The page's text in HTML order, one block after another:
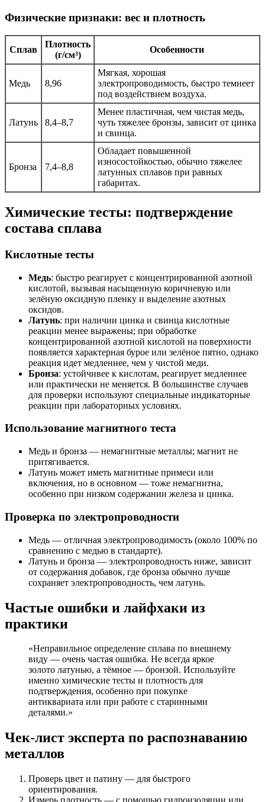
Физические признаки: вес и плотность
Сплав
Плотность
(г/см³)
Особенности
Медь 8,96
Мягкая, хорошая
электропроводимость, быстро темнеет
под воздействием воздуха.
Латунь 8,4–8,7
Менее пластичная, чем чистая медь,
чуть тяжелее бронзы, зависит от цинка
и свинца.
Бронза 7,4–8,8
Обладает повышенной
износостойкостью, обычно тяжелее
латунных сплавов при равных
габаритах.
Химические тесты: подтверждение
состава сплава
Кислотные тесты
Медь: быстро реагирует с концентрированной азотной
кислотой, вызывая насыщенную коричневую или
зелёную оксидную пленку и выделение азотных
оксидов.
Латунь: при наличии цинка и свинца кислотные
реакции менее выражены; при обработке
концентрированной азотной кислотой на поверхности
появляется характерная бурое или зелёное пятно, однако
реакция идет медленнее, чем у чистой меди.
Бронза: устойчивее к кислотам, реагирует медленнее
или практически не меняется. В большинстве случаев
для проверки используют специальные индикаторные
реакции при лабораторных условиях.
Использование магнитного теста
Медь и бронза — немагнитные металлы; магнит не
притягивается.
Латунь может иметь магнитные примеси или
включения, но в основном — тоже немагнитна,
особенно при низком содержании железа и цинка.
Проверка по электропроводности
Медь — отличная электропроводимость (около 100% по
сравнению с медью в стандарте).
Латунь и бронза — электропроводность ниже, зависит
от содержания добавок, где бронза обычно лучше
сохраняет электропроводность, чем латунь.
Частые ошибки и лайфхаки из
практики
«Неправильное определение сплава по внешнему
виду — очень частая ошибка. Не всегда яркое
золото латунью, а тёмное — бронзой. Используйте
именно химические тесты и плотность для
подтверждения, особенно при покупке
антиквариата или при работе с старинными
деталями.»
Чек-лист эксперта по распознаванию
металлов
Проверь цвет и патину — для быстрого
ориентирования.